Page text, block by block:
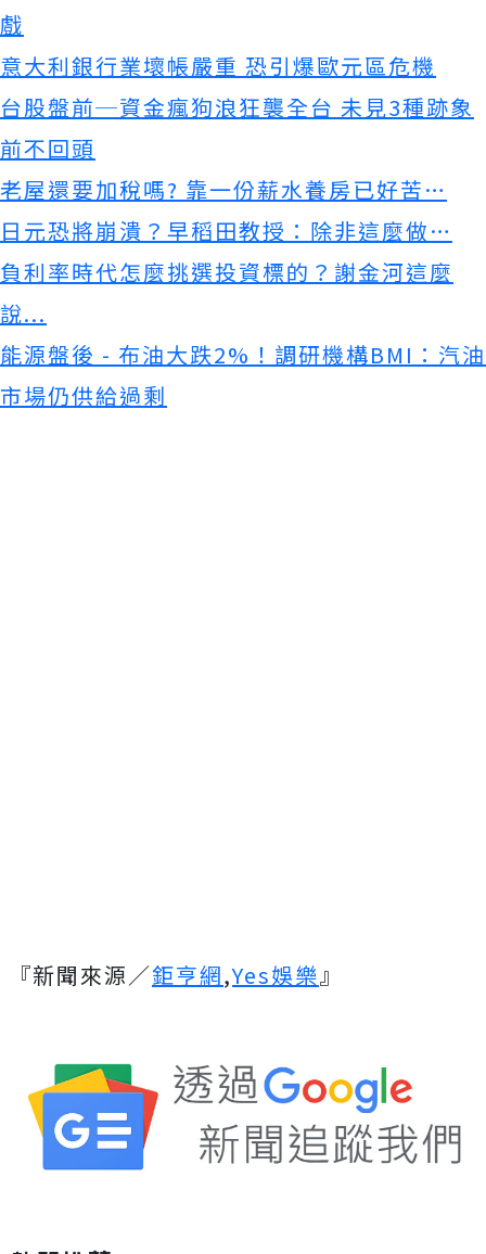
戲
意大利銀行業壞帳嚴重 恐引爆歐元區危機
台股盤前─資金瘋狗浪狂襲全台 未見3種跡象
前不回頭
老屋還要加稅嗎? 靠一份薪水養房已好苦…
日元恐將崩潰？早稻田教授：除非這麼做…
負利率時代怎麼挑選投資標的？謝金河這麼
說...
能源盤後 - 布油大跌2%！調研機構BMI：汽油
市場仍供給過剩
『新聞來源／鉅亨網,Yes娛樂』